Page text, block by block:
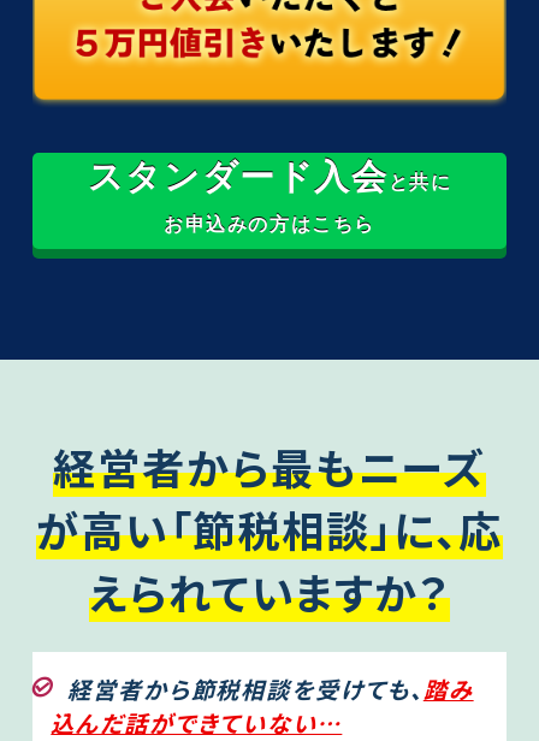
スタンダード入会と共に
お申込みの方はこちら
経営者から最もニーズ
が高い「節税相談」に、応
えられていますか？
経営者から節税相談を受けても、踏み
込んだ話ができていない…